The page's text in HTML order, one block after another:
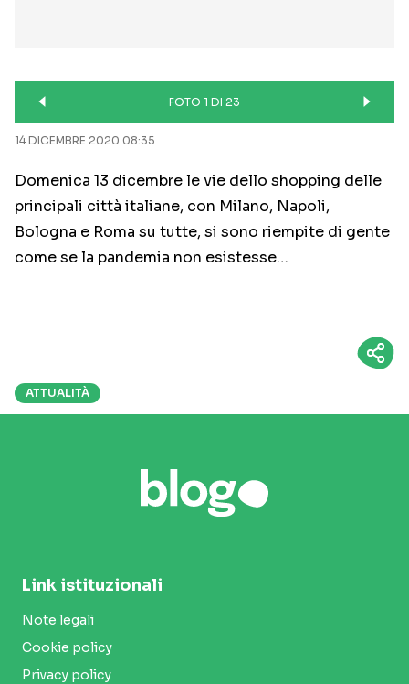
FOTO 1 DI 23
14 DICEMBRE 2020 08:35
Domenica 13 dicembre le vie dello shopping delle
principali città italiane, con Milano, Napoli,
Bologna e Roma su tutte, si sono riempite di gente
come se la pandemia non esistesse…
ATTUALITÀ
Link istituzionali
Note legali
Cookie policy
Privacy policy